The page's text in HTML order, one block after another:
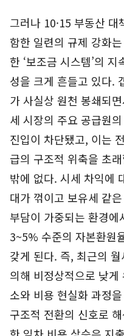
그러나 10·15 부동산 대
함한 일련의 규제 강화
한 ‘보조금 시스템’의 지
성을 크게 흔들고 있다.
가 사실상 원천 봉쇄되
세 시장의 주요 공급원
진입이 차단됐고, 이는
급의 구조적 위축을 초
밖에 없다. 시세 차익에
대가 꺾이고 보유세 같
부담이 가중되는 환경
3~5% 수준의 자본환원
갖게 된다. 즉, 최근의
의해 비정상적으로 낮
소와 비용 현실화 과정
구조적 전환의 신호로